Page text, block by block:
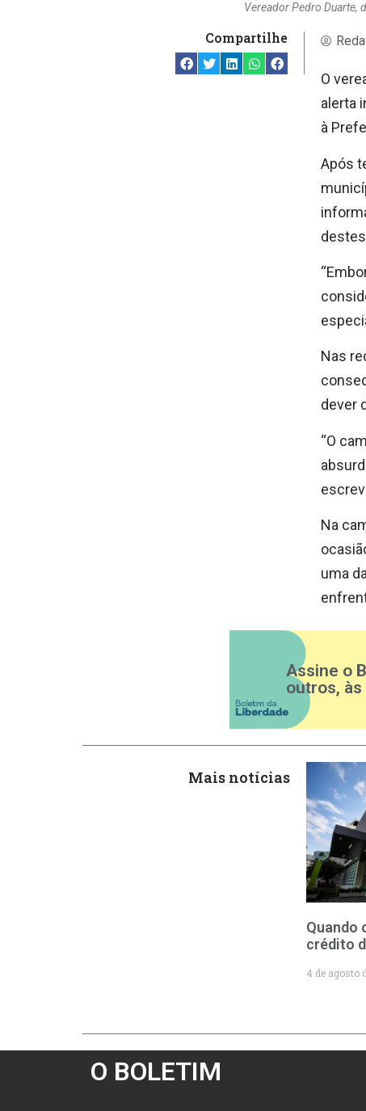
Vereador Pedro Duarte,
Compartilhe
O
alerta
à
Após
Nas
dever
“O
Na
uma
Assine o
outros,
Mais notícias
Quando
crédito
4 de agosto
O BOLETIM